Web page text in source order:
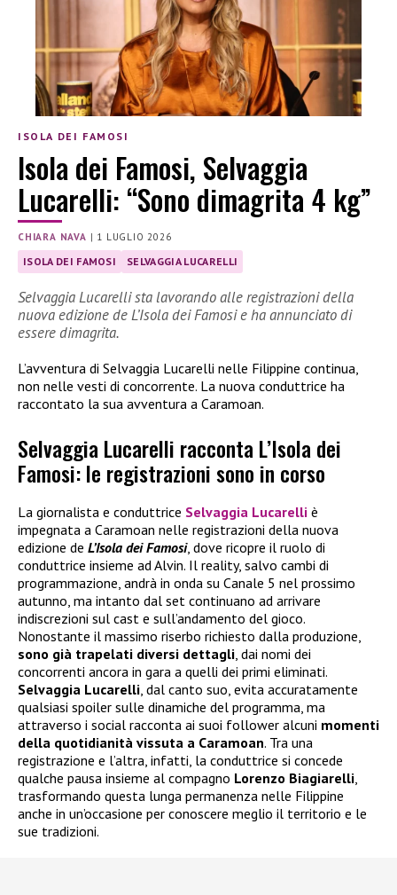
ISOLA DEI FAMOSI
Isola dei Famosi, Selvaggia
Lucarelli: “Sono dimagrita 4 kg”
CHIARA NAVA | 1 LUGLIO 2026
ISOLA DEI FAMOSI SELVAGGIA LUCARELLI
Selvaggia Lucarelli sta lavorando alle registrazioni della
nuova edizione de L’Isola dei Famosi e ha annunciato di
essere dimagrita.
L’avventura di Selvaggia Lucarelli nelle Filippine continua,
non nelle vesti di concorrente. La nuova conduttrice ha
raccontato la sua avventura a Caramoan.
Selvaggia Lucarelli racconta L’Isola dei
Famosi: le registrazioni sono in corso
La giornalista e conduttrice Selvaggia Lucarelli è
impegnata a Caramoan nelle registrazioni della nuova
edizione de L’Isola dei Famosi, dove ricopre il ruolo di
conduttrice insieme ad Alvin. Il reality, salvo cambi di
programmazione, andrà in onda su Canale 5 nel prossimo
autunno, ma intanto dal set continuano ad arrivare
indiscrezioni sul cast e sull’andamento del gioco.
Nonostante il massimo riserbo richiesto dalla produzione,
sono già trapelati diversi dettagli, dai nomi dei
concorrenti ancora in gara a quelli dei primi eliminati.
Selvaggia Lucarelli, dal canto suo, evita accuratamente
qualsiasi spoiler sulle dinamiche del programma, ma
attraverso i social racconta ai suoi follower alcuni momenti
della quotidianità vissuta a Caramoan. Tra una
registrazione e l’altra, infatti, la conduttrice si concede
qualche pausa insieme al compagno Lorenzo Biagiarelli,
trasformando questa lunga permanenza nelle Filippine
anche in un’occasione per conoscere meglio il territorio e le
sue tradizioni.